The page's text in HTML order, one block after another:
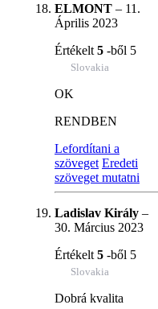
ELMONT – 11.
Április 2023
Értékelt 5 -ből 5
Slovakia
OK
RENDBEN
Lefordítani a
szöveget Eredeti
szöveget mutatni
Ladislav Király –
30. Március 2023
Értékelt 5 -ből 5
Slovakia
Dobrá kvalita